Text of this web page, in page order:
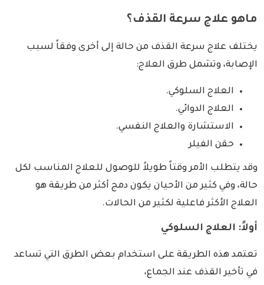
ماهو علاج سرعة القذف؟
يختلف علاج سرعة القذف من حالة إلى أخرى وفقاً لسبب
الإصابة، وتشمل طرق العلاج:
العلاج السلوكي.
العلاج الدوائي.
الاستشارة والعلاج النفسي.
حقن الفيلر
وقد يتطلب الأمر وقتاً طويلاً للوصول للعلاج المناسب لكل
حالة، وفي كثير من الأحيان يكون دمج أكثر من طريقة هو
العلاج الأكثر فاعلية لكثير من الحالات.
أولاً: العلاج السلوكي
تعتمد هذه الطريقة على استخدام بعض الطرق التي تساعد
في تأخير القذف عند الجماع،